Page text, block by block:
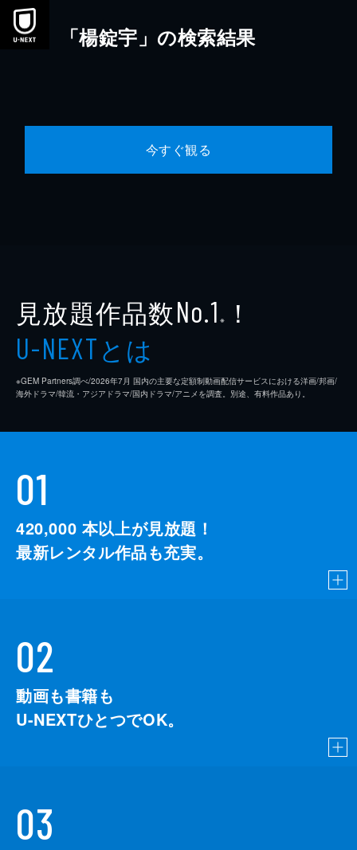
本文へスキップ
「楊錠宇」の検索結果
今すぐ観る
見放題作品数No.1 ※ ！
U-NEXTとは
※GEM Partners調べ/2026年7⽉ 国内の主要な定額制動画配信サービスにおける洋画/邦画/
海外ドラマ/韓流・アジアドラマ/国内ドラマ/アニメを調査。別途、有料作品あり。
01
420,000 本以上が見放題！
最新レンタル作品も充実。
02
動画も書籍も
U-NEXTひとつでOK。
03